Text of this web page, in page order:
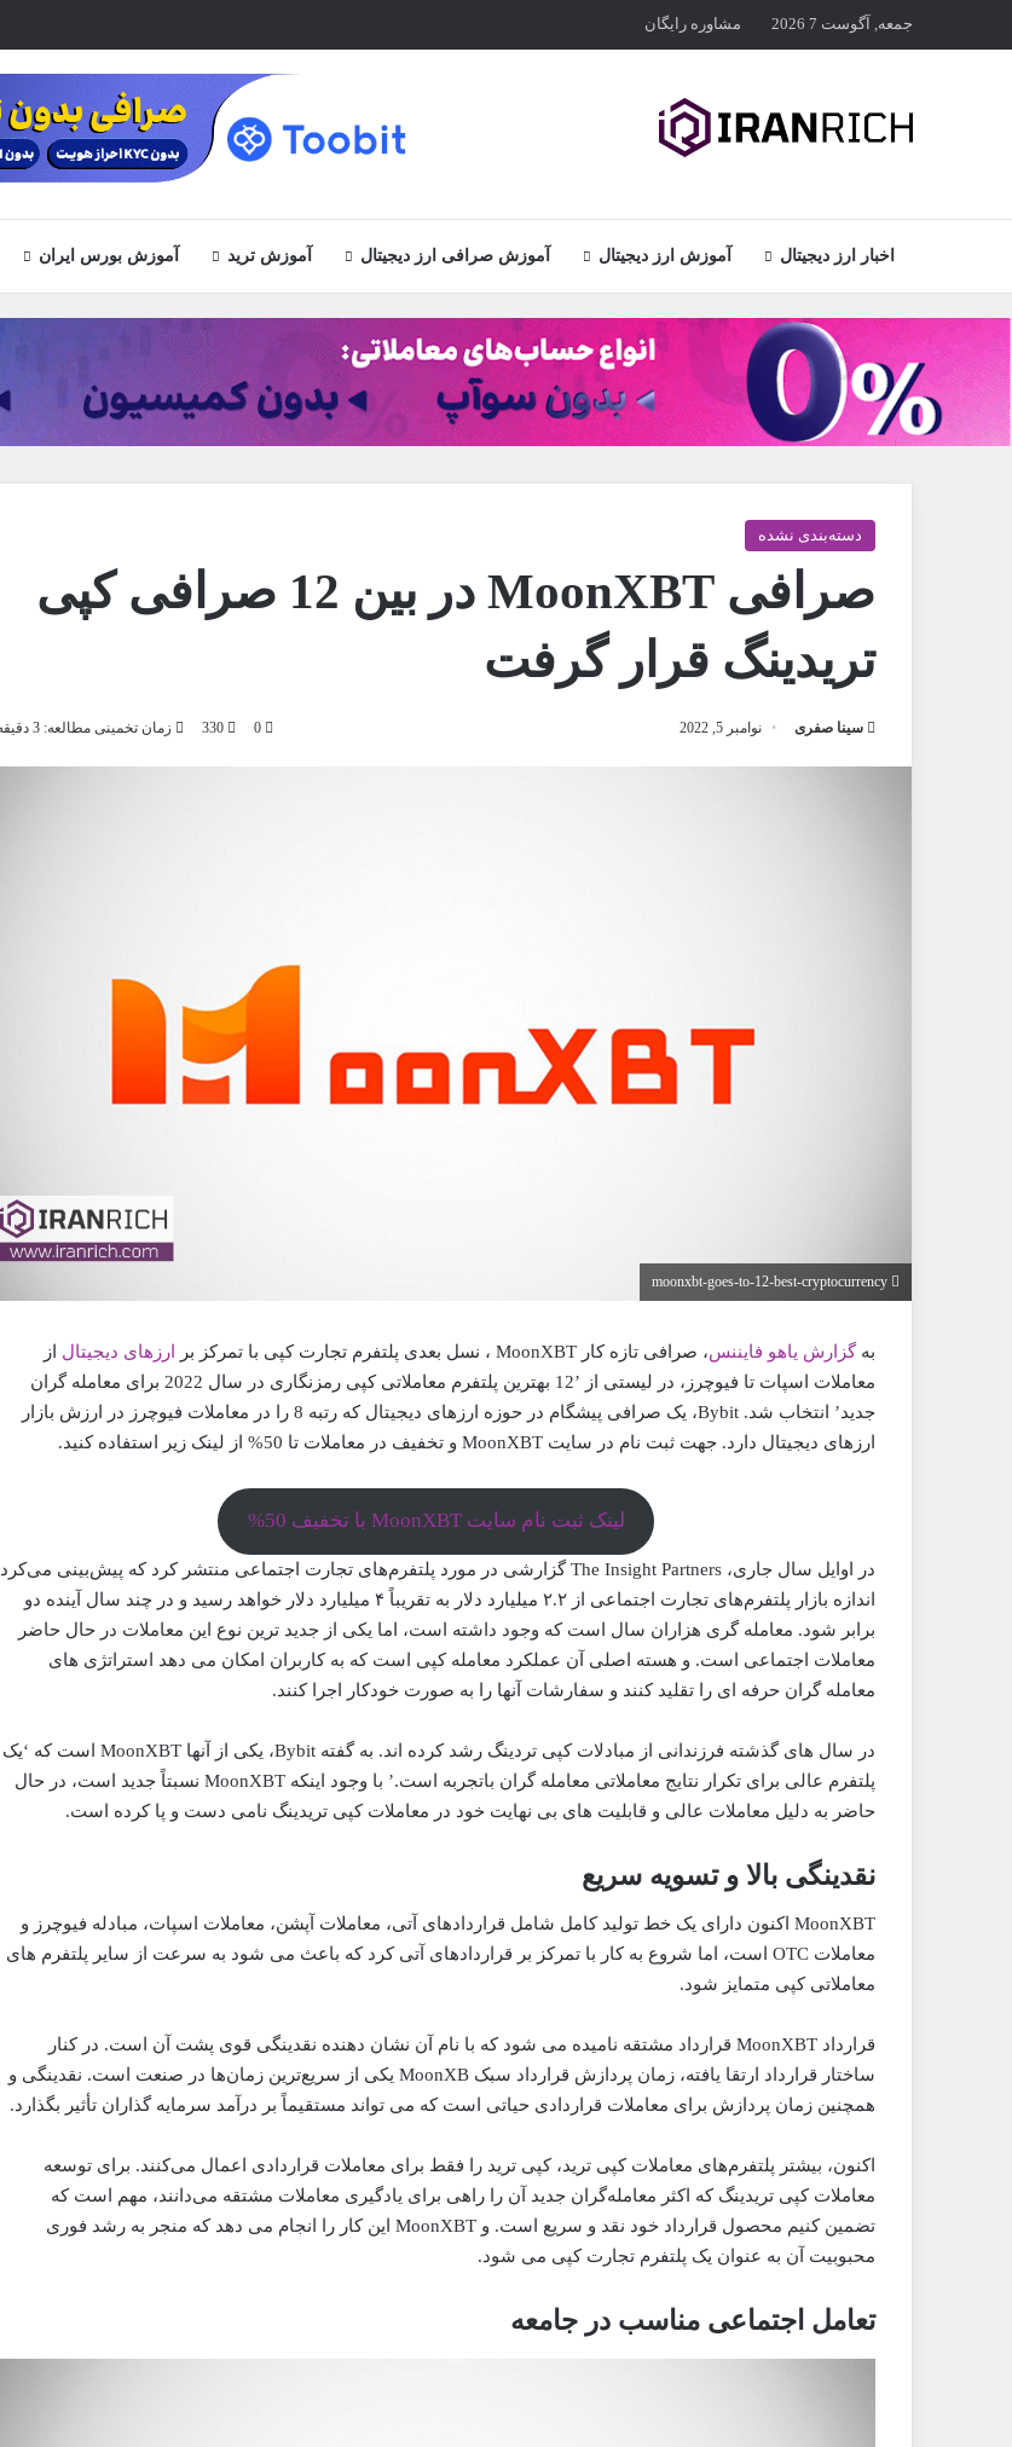
جمعه, آگوست 7 2026 مشاوره رایگان
اخبار ارز دیجیتال آموزش ارز دیجیتال آموزش صرافی ارز دیجیتال آموزش ترید آموزش بورس ایران
دسته‌بندی نشده
صرافی MoonXBT در بین 12 صرافی کپی
تریدینگ قرار گرفت
سینا صفری نوامبر 5, 2022 0
330 زمان تخمینی مطالعه: 3 دقیقه
moonxbt-goes-to-12-best-cryptocurrency
بهگزارش یاهو فایننس، صرافی تازه کار MoonXBT ، نسل بعدی پلتفرم تجارت کپی با تمرکز بر ارزهای دیجیتال از
معاملات اسپات تا فیوچرز، در لیستی از ’12 بهترین پلتفرم معاملاتی کپی رمزنگاری در سال 2022 برای معامله گران
جدید’ انتخاب شد. Bybit، یک صرافی پیشگام در حوزه ارزهای دیجیتال که رتبه 8 را در معاملات فیوچرز در ارزش بازار
ارزهای دیجیتال دارد. جهت ثبت نام در سایت MoonXBT و تخفیف در معاملات تا 50% از لینک زیر استفاده کنید.
لینک ثبت نام سایت MoonXBT با تخفیف 50%
در اوایل سال جاری، The Insight Partners گزارشی در مورد پلتفرم‌های تجارت اجتماعی منتشر کرد که پیش‌بینی می‌کرد
اندازه بازار پلتفرم‌های تجارت اجتماعی از ۲.۲ میلیارد دلار به تقریباً ۴ میلیارد دلار خواهد رسید و در چند سال آینده دو
برابر شود. معامله گری هزاران سال است که وجود داشته است، اما یکی از جدید ترین نوع این معاملات در حال حاضر
معاملات اجتماعی است. و هسته اصلی آن عملکرد معامله کپی است که به کاربران امکان می دهد استراتژی های
معامله گران حرفه ای را تقلید کنند و سفارشات آنها را به صورت خودکار اجرا کنند.
در سال های گذشته فرزندانی از مبادلات کپی تردینگ رشد کرده اند. به گفته Bybit، یکی از آنها MoonXBT است که ‘یک
پلتفرم عالی برای تکرار نتایج معاملاتی معامله گران باتجربه است.’ با وجود اینکه MoonXBT نسبتاً جدید است، در حال
حاضر به دلیل معاملات عالی و قابلیت های بی نهایت خود در معاملات کپی تریدینگ نامی دست و پا کرده است.
نقدینگی بالا و تسویه سریع
MoonXBT اکنون دارای یک خط تولید کامل شامل قراردادهای آتی، معاملات آپشن، معاملات اسپات، مبادله فیوچرز و
معاملات OTC است، اما شروع به کار با تمرکز بر قراردادهای آتی کرد که باعث می شود به سرعت از سایر پلتفرم های
معاملاتی کپی متمایز شود.
قرارداد MoonXBT قرارداد مشتقه نامیده می شود که با نام آن نشان دهنده نقدینگی قوی پشت آن است. در کنار
ساختار قرارداد ارتقا یافته، زمان پردازش قرارداد سبک MoonXB یکی از سریع‌ترین زمان‌ها در صنعت است. نقدینگی و
همچنین زمان پردازش برای معاملات قراردادی حیاتی است که می تواند مستقیماً بر درآمد سرمایه گذاران تأثیر بگذارد.
اکنون، بیشتر پلتفرم‌های معاملات کپی ترید، کپی ترید را فقط برای معاملات قراردادی اعمال می‌کنند. برای توسعه
معاملات کپی تریدینگ که اکثر معامله‌گران جدید آن را راهی برای یادگیری معاملات مشتقه می‌دانند، مهم است که
تضمین کنیم محصول قرارداد خود نقد و سریع است. و MoonXBT این کار را انجام می دهد که منجر به رشد فوری
محبوبیت آن به عنوان یک پلتفرم تجارت کپی می شود.
تعامل اجتماعی مناسب در جامعه